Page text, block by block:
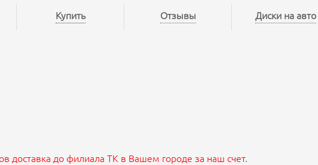
Купить Отзывы Диски на авто
доставка до филиала ТК в Вашем городе за наш счет.